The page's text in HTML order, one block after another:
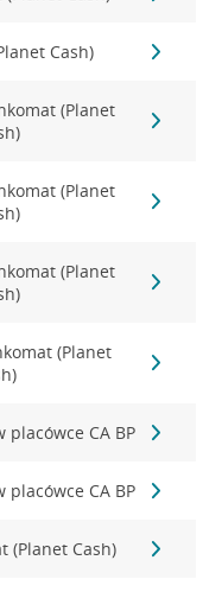
Cash)
(Planet
(Planet
(Planet
(Planet
placówce CA BP
placówce CA BP
(Planet Cash)